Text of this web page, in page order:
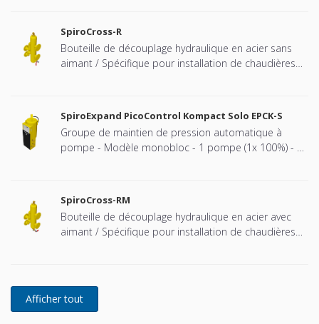
SpiroCross-R
Bouteille de découplage hydraulique en acier sans
aimant / Spécifique pour installation de chaudières
SpiroExpand PicoControl Kompact Solo EPCK-S
Groupe de maintien de pression automatique à
pompe - Modèle monobloc - 1 pompe (1x 100%) - 1
SpiroCross-RM
Bouteille de découplage hydraulique en acier avec
aimant / Spécifique pour installation de chaudières